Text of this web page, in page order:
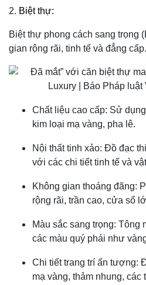
2. Biệt thự:
Biệt thự phong cách sang trọng
gian rộng rãi, tinh tế và đẳng
Chất liệu cao cấp: Sử
kim loại mạ vàng, pha lê.
Nội thất tinh xảo: Đồ đạc
với các chi tiết tinh tế và
Không gian thoáng đãng:
rộng rãi, trần cao, cửa sổ
Màu sắc sang trọng: Tông
các màu quý phái như
Chi tiết trang trí ấn tượng:
mạ vàng, thảm nhung, các